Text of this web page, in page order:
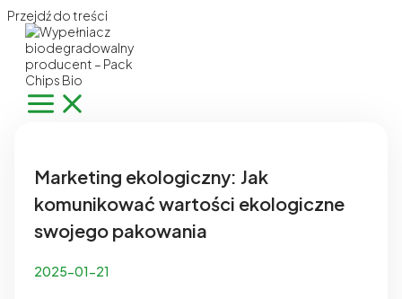
Przejdź do treści
Marketing ekologiczny: Jak
komunikować wartości ekologiczne
swojego pakowania
2025-01-21